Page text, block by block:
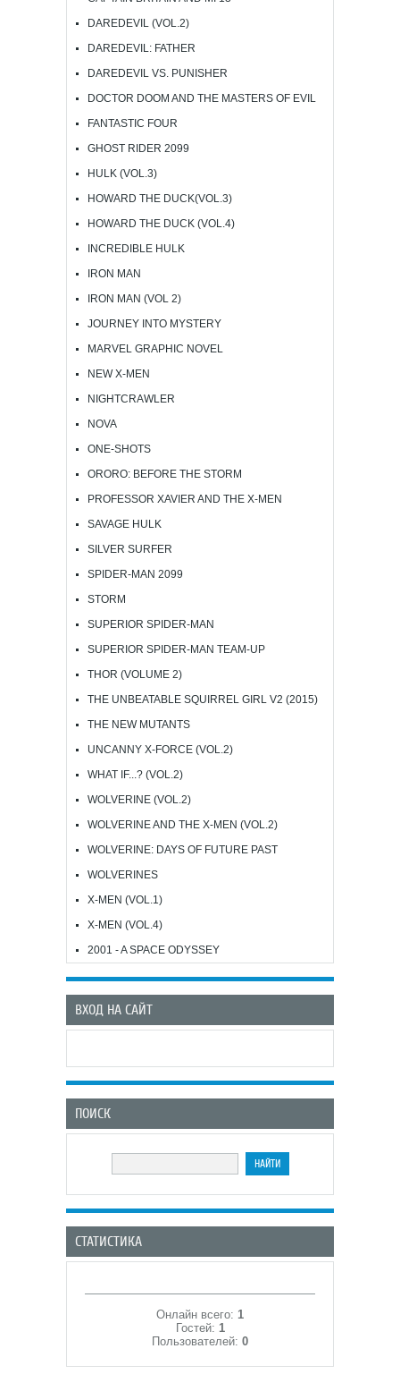
DAREDEVIL (VOL.2)
DAREDEVIL: FATHER
DAREDEVIL VS. PUNISHER
DOCTOR DOOM AND THE MASTERS OF EVIL
FANTASTIC FOUR
GHOST RIDER 2099
HULK (VOL.3)
HOWARD THE DUCK(VOL.3)
HOWARD THE DUCK (VOL.4)
INCREDIBLE HULK
IRON MAN
IRON MAN (VOL 2)
JOURNEY INTO MYSTERY
MARVEL GRAPHIC NOVEL
NEW X-MEN
NIGHTCRAWLER
NOVA
ONE-SHOTS
ORORO: BEFORE THE STORM
PROFESSOR XAVIER AND THE X-MEN
SAVAGE HULK
SILVER SURFER
SPIDER-MAN 2099
STORM
SUPERIOR SPIDER-MAN
SUPERIOR SPIDER-MAN TEAM-UP
THOR (VOLUME 2)
THE UNBEATABLE SQUIRREL GIRL V2 (2015)
THE NEW MUTANTS
UNCANNY X-FORCE (VOL.2)
WHAT IF...? (VOL.2)
WOLVERINE (VOL.2)
WOLVERINE AND THE X-MEN (VOL.2)
WOLVERINE: DAYS OF FUTURE PAST
WOLVERINES
X-MEN (VOL.1)
X-MEN (VOL.4)
2001 - A SPACE ODYSSEY
ВХОД НА САЙТ
ПОИСК
СТАТИСТИКА
Онлайн всего: 1
Гостей: 1
Пользователей: 0